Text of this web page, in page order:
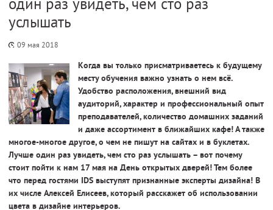
услышать
09 мая 2018
Когда вы только присматриваетесь к будущему
месту обучения важно узнать о нем всё.
Удобство расположения, внешний вид
аудиторий, характер и профессиональный опыт
преподавателей, количество домашних заданий
и даже ассортимент в ближайших кафе! А также
многое-многое другое, о чем не пишут на сайтах и в буклетах.
Лучше один раз увидеть, чем сто раз услышать – вот почему
стоит пойти к нам 17 мая на День открытых дверей! Тем более
что перед гостями IDS выступят признанные эксперты дизайна! В
их числе Алексей Елисеев, который расскажет об использовании
цвета в дизайне интерьеров.